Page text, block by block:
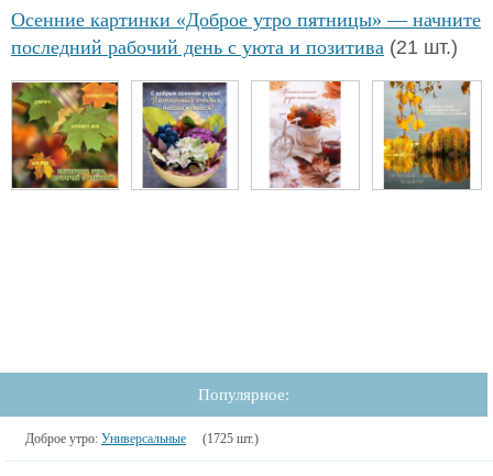
Осенние картинки «Доброе утро пятницы» — начните
последний рабочий день с уюта и позитива (21 шт.)
Популярное:
Доброе утро: Универсальные (1725 шт.)